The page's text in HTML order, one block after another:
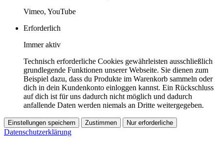
Vimeo, YouTube
Erforderlich
Immer aktiv
Technisch erforderliche Cookies gewährleisten ausschließlich
grundlegende Funktionen unserer Webseite. Sie dienen zum
Beispiel dazu, dass du Produkte im Warenkorb sammeln oder
dich in dein Kundenkonto einloggen kannst. Ein Rückschluss
auf dich ist für uns dadurch nicht möglich und dadurch
anfallende Daten werden niemals an Dritte weitergegeben.
Einstellungen speichern Zustimmen Nur erforderliche
Datenschutzerklärung